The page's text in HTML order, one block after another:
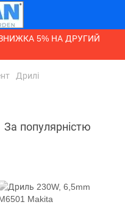
5% НА ДРУГИЙ
Дрилі
За популярністю